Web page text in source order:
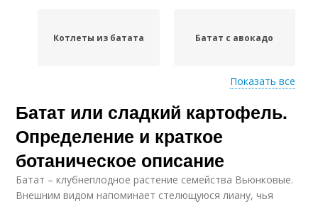
Котлеты из батата Батат с авокадо
Маффина с бататом Рецепты с бататом
Крем-суп из батата Батат с орехами
Показать все
Батат или сладкий картофель.
Определение и краткое
ботаническое описание
Батат – клубнеплодное растение семейства Вьюнковые.
Внешним видом напоминает стелющуюся лиану, чья